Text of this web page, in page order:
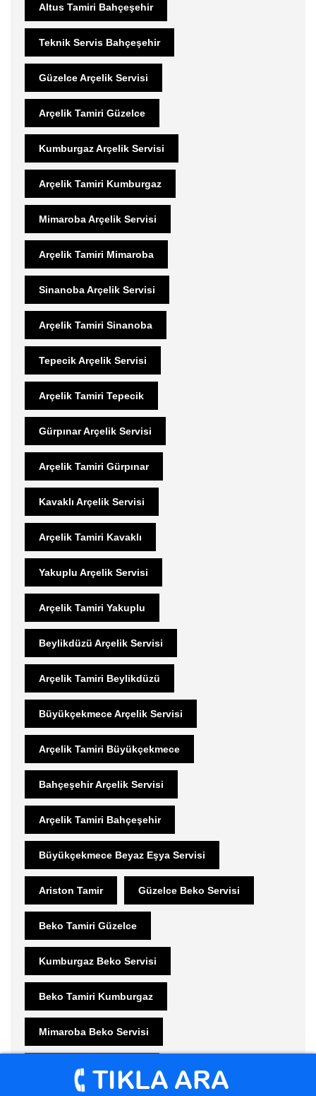
Altus Tamiri Bahçeşehir
Teknik Servis Bahçeşehir
Güzelce Arçelik Servisi
Arçelik Tamiri Güzelce
Kumburgaz Arçelik Servisi
Arçelik Tamiri Kumburgaz
Mimaroba Arçelik Servisi
Arçelik Tamiri Mimaroba
Sinanoba Arçelik Servisi
Arçelik Tamiri Sinanoba
Tepecik Arçelik Servisi
Arçelik Tamiri Tepecik
Gürpınar Arçelik Servisi
Arçelik Tamiri Gürpınar
Kavaklı Arçelik Servisi
Arçelik Tamiri Kavaklı
Yakuplu Arçelik Servisi
Arçelik Tamiri Yakuplu
Beylikdüzü Arçelik Servisi
Arçelik Tamiri Beylikdüzü
Büyükçekmece Arçelik Servisi
Arçelik Tamiri Büyükçekmece
Bahçeşehir Arçelik Servisi
Arçelik Tamiri Bahçeşehir
Büyükçekmece Beyaz Eşya Servisi
Ariston Tamir Güzelce Beko Servisi
Beko Tamiri Güzelce
Kumburgaz Beko Servisi
Beko Tamiri Kumburgaz
Mimaroba Beko Servisi
Beko Tamiri Mimaroba